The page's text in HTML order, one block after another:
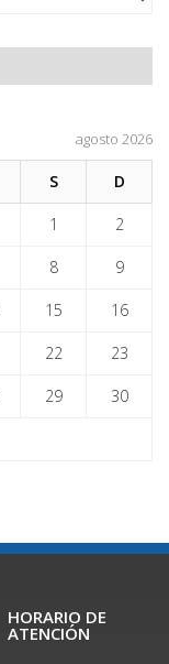
agosto 2026
S D
1 2
8 9
15 16
22 23
29 30
HORARIO DE
ATENCIÓN